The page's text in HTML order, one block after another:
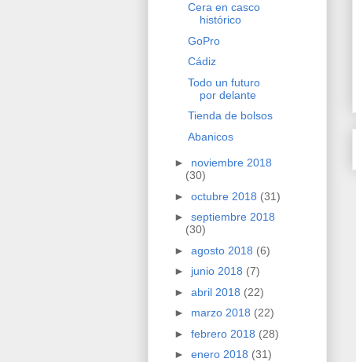
Cera en casco
histórico
GoPro
Cádiz
Todo un futuro
por delante
Tienda de bolsos
Abanicos
► noviembre 2018
(30)
► octubre 2018 (31)
► septiembre 2018
(30)
► agosto 2018 (6)
► junio 2018 (7)
► abril 2018 (22)
► marzo 2018 (22)
► febrero 2018 (28)
► enero 2018 (31)